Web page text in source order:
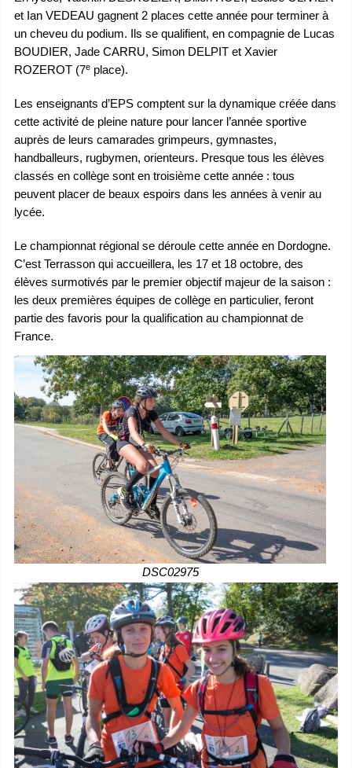
et Ian VEDEAU gagnent 2 places cette année pour terminer à
un cheveu du podium. Ils se qualifient, en compagnie de Lucas
BOUDIER, Jade CARRU, Simon DELPIT et Xavier
ROZEROT (7e place).
Les enseignants d’EPS comptent sur la dynamique créée dans
cette activité de pleine nature pour lancer l’année sportive
auprès de leurs camarades grimpeurs, gymnastes,
handballeurs, rugbymen, orienteurs. Presque tous les élèves
classés en collège sont en troisième cette année : tous
peuvent placer de beaux espoirs dans les années à venir au
lycée.
Le championnat régional se déroule cette année en Dordogne.
C’est Terrasson qui accueillera, les 17 et 18 octobre, des
élèves surmotivés par le premier objectif majeur de la saison :
les deux premières équipes de collège en particulier, feront
partie des favoris pour la qualification au championnat de
France.
DSC02975